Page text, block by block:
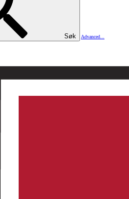
Søk Advanced...